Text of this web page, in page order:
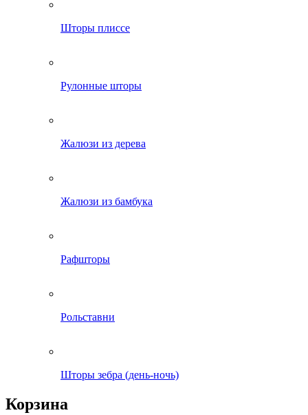
Шторы плиссе
Рулонные шторы
Жалюзи из дерева
Жалюзи из бамбука
Рафшторы
Рольставни
Шторы зебра (день-ночь)
Корзина